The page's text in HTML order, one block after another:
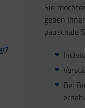
Sie
geben
pauschale
Bei